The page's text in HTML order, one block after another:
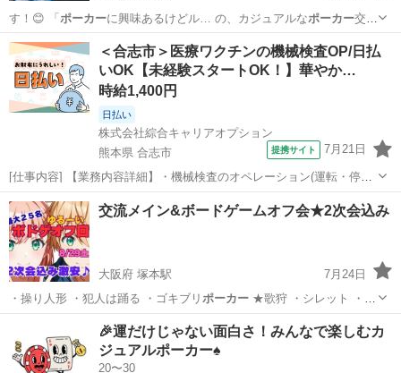
す！😊 「ポーカーに興味あるけどル… の、カジュアルなポーカー交流
会です(´▽… タリ💬 「ポーカーって意外と面白い…
大阪 大阪市 友達 ポーカー
＜合志市＞医療ワクチンの機械検査OP/日払
いOK【未経験スタートOK！】華やか…
時給1,400円
日払い
株式会社綜合キャリアオプション
熊本県 合志市
提携サイト 7月21日
[仕事内容] 【業務内容詳細】・機械検査のオペレーション(運転・停止
操作)・バイアルの投入作業、 整列作業・不良品の確認作業【取扱製品
情報】医療用ワクチン 。＋お仕事探しはコンシェルスタッフにおまか
せ＋。 あなたのお仕事...
熊本 合志市 工場
交流メイン&ボードゲームオフ会★2次会込み
大阪府 塚本駅
7月24日
・操り人形 ・犯人は踊る ・ゴキブリ ポーカー★歌狩 ・シレット ・ゆ
び感クレー…
塚本駅 ゲーム/アプリ ゲーム
🎉運だけじゃない面白さ！みんなで楽しむカ
ジュアルポーカー♠️
20〜30